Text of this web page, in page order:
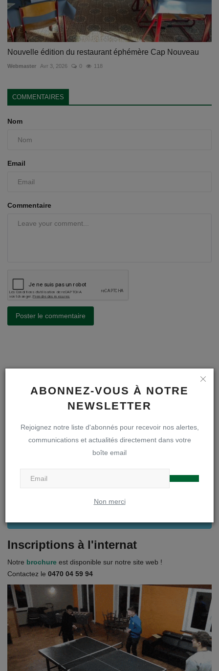
ABONNEZ-VOUS À NOTRE
NEWSLETTER
Rejoignez notre liste d'abonnés pour recevoir nos alertes,
communications et actualités directement dans votre
boîte email
Non merci
Nouvelle édition du restaurant éphémère Cap Nouveau
Webmaster Avr 3, 2026 0 118
COMMENTAIRES
Nom
Email
Commentaire
Poster le commentaire
Infos inscriptions
Brochure « A la découverte de notre DOA »
Inscriptions à l'internat
Notre brochure est disponible sur notre site web !
Contactez le 0470 04 59 94